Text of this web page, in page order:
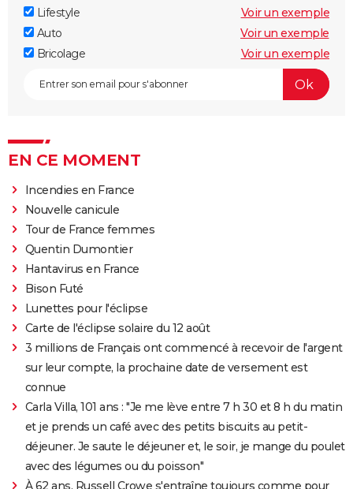
Lifestyle
Voir un exemple
Auto
Voir un exemple
Bricolage
Voir un exemple
EN CE MOMENT
Incendies en France
Nouvelle canicule
Tour de France femmes
Quentin Dumontier
Hantavirus en France
Bison Futé
Lunettes pour l'éclipse
Carte de l'éclipse solaire du 12 août
3 millions de Français ont commencé à recevoir de l'argent
sur leur compte, la prochaine date de versement est
connue
Carla Villa, 101 ans : "Je me lève entre 7 h 30 et 8 h du matin
et je prends un café avec des petits biscuits au petit-
déjeuner. Je saute le déjeuner et, le soir, je mange du poulet
avec des légumes ou du poisson"